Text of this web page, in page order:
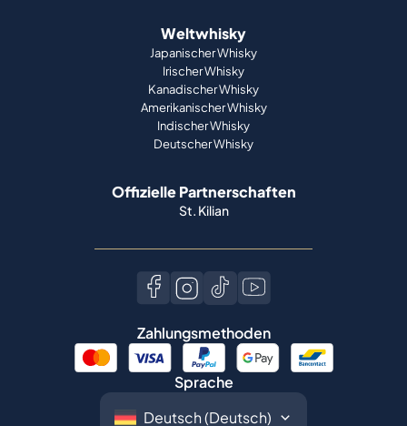
Weltwhisky
Japanischer Whisky
Irischer Whisky
Kanadischer Whisky
Amerikanischer Whisky
Indischer Whisky
Deutscher Whisky
Offizielle Partnerschaften
St. Kilian
Zahlungsmethoden
Sprache